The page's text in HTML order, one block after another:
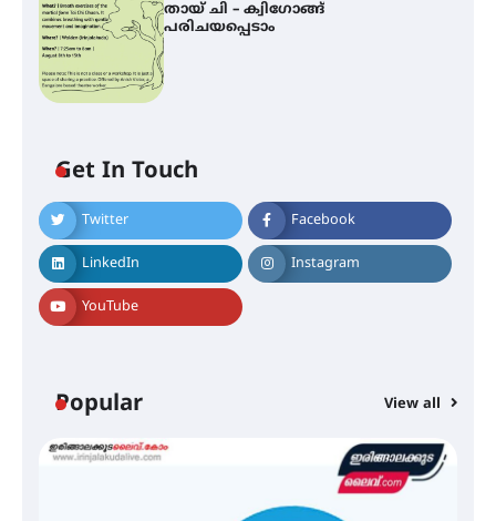
തായ് ചി – ക്വിഗോങ്ങ്
പരിചയപ്പെടാം
Get In Touch
Twitter Facebook
LinkedIn Instagram
YouTube
Popular View all
ഐ.ഐ.ടി മദ്രാസ്സിൽ നിന്നും
ഡോക്ടറേറ്റ് – ഇരിങ്ങാലക്കുട
സ്വദേശി ആതിര എം കെ യുടെ
നേട്ടം പ്രതിസന്ധികളോട് പൊരുതി
പരിചയപ്പെടാം